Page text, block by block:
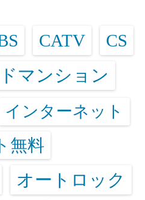
CATV CS
マンション
インターネット
無料
オートロック